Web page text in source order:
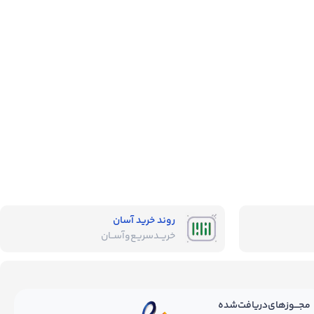
روند خرید آسان
خریــد‌سریـع‌و‌آســان
مجـــوز‌های‌دریافت‌شده